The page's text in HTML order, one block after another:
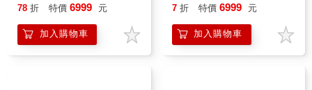
78 折 特價 6999 元
加入購物車
7 折 特價 6999 元
加入購物車